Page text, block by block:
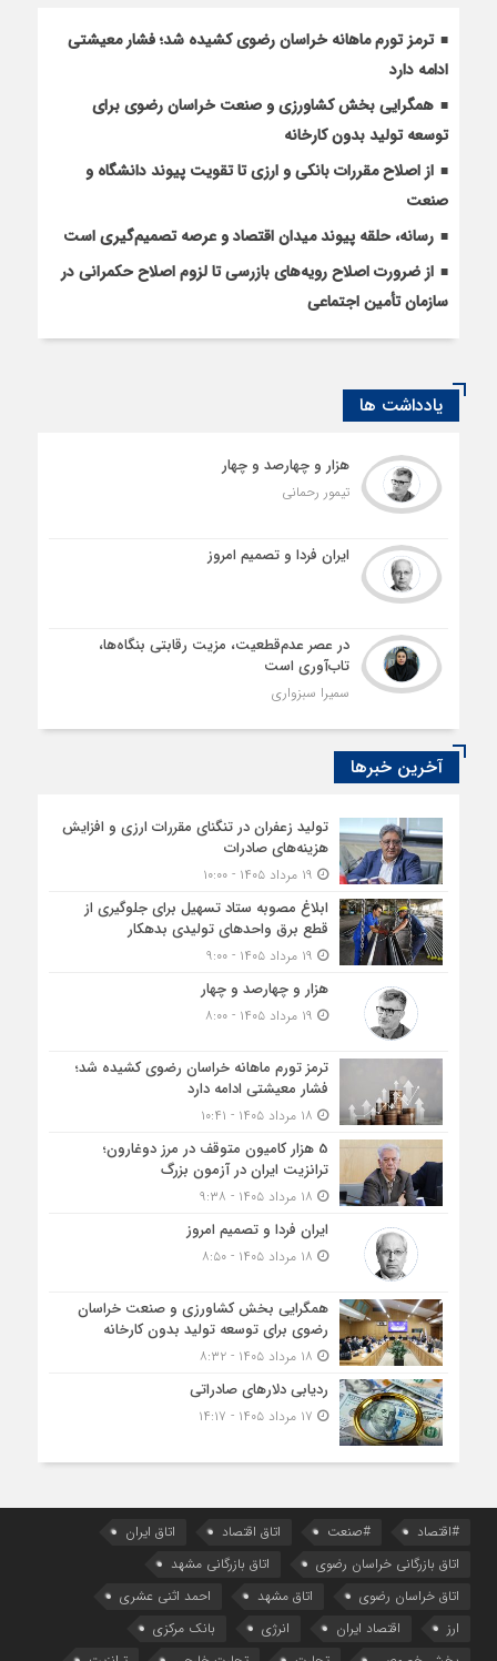
ترمز تورم ماهانه خراسان رضوی کشیده شد؛ فشار معیشتی
ادامه دارد
همگرایی بخش کشاورزی و صنعت خراسان رضوی برای
توسعه تولید بدون کارخانه
از اصلاح مقررات بانکی و ارزی تا تقویت پیوند دانشگاه و
صنعت
رسانه، حلقه پیوند میدان اقتصاد و عرصه تصمیم‌گیری است
از ضرورت اصلاح رویه‌های بازرسی تا لزوم اصلاح حکمرانی در
سازمان تأمین اجتماعی
یادداشت ها
هزار و چهارصد و چهار
تیمور رحمانی
ایران فردا و تصمیم امروز
در عصر عدم‌قطعیت، مزیت رقابتی بنگاه‌ها،
تاب‌آوری است
سمیرا سبزواری
آخرین خبرها
تولید زعفران در تنگنای مقررات ارزی و افزایش
هزینه‌های صادرات
ابلاغ مصوبه ستاد تسهیل برای جلوگیری از
قطع برق واحدهای تولیدی بدهکار
هزار و چهارصد و چهار
ترمز تورم ماهانه خراسان رضوی کشیده شد؛
فشار معیشتی ادامه دارد
5 هزار کامیون متوقف در مرز دوغارون؛
ترانزیت ایران در آزمون بزرگ
ایران فردا و تصمیم امروز
همگرایی بخش کشاورزی و صنعت خراسان
رضوی برای توسعه تولید بدون کارخانه
ردیابی دلارهای صادراتی
#اقتصاد #صنعت اتاق اقتصاد
اتاق ایران
اتاق بازرگانی خراسان رضوی
اتاق بازرگانی مشهد
اتاق خراسان رضوی
اتاق مشهد
احمد اثنی عشری
ارز
اقتصاد ایران انرژی
بانک مرکزی